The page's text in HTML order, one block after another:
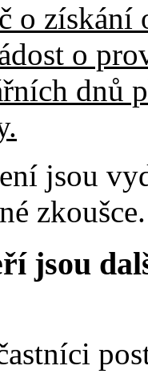
o získání
o
dnů
jsou
zkoušce.
jsou